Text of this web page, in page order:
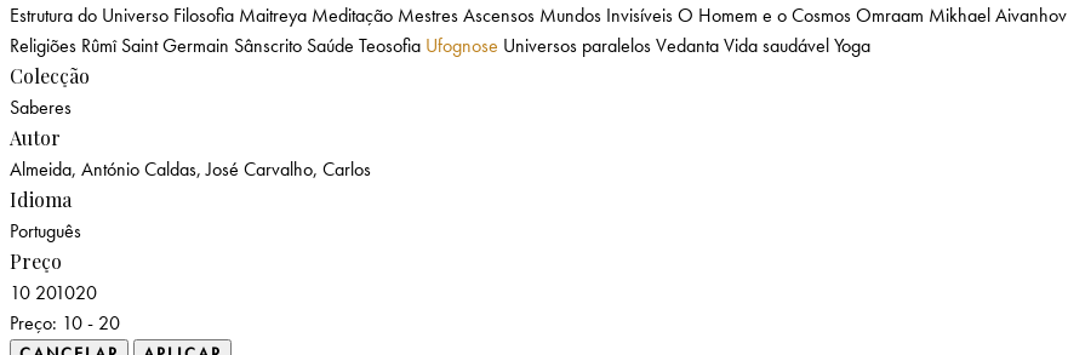
Estrutura do Universo Filosofia Maitreya Meditação Mestres Ascensos Mundos InvisíveisO Homem e o CosmosOmraam Mikhael Aivanhov
Religiões Rûmî Saint Germain Sânscrito Saúde Teosofia Ufognose Universos paralelosVedantaVida saudávelYoga
Colecção
Saberes
Autor
Almeida, AntónioCaldas, José Carvalho, Carlos
Idioma
Português
Preço
10 201020
Preço: 10 - 20